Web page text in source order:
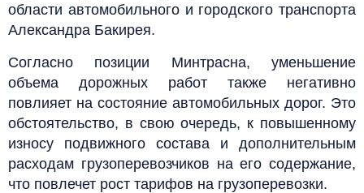
области автомобильного и городского транспорта
Александра Бакирея.
Согласно позиции Минтрасна, уменьшение
объема дорожных работ также негативно
повлияет на состояние автомобильных дорог. Это
обстоятельство, в свою очередь, к повышенному
износу подвижного состава и дополнительным
расходам грузоперевозчиков на его содержание,
что повлечет рост тарифов на грузоперевозки.